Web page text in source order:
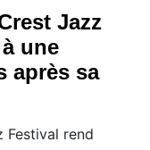
Jazz
une
après sa
Festival rend